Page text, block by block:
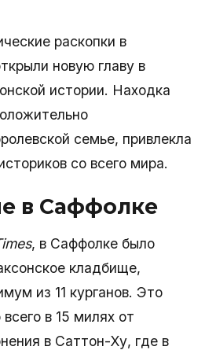
раскопки в
новую главу в
истории. Находка
семье, привлекла
со всего мира.
в Саффолке
, в Саффолке было
кладбище,
из 11 курганов. Это
в 15 милях от
в Саттон-Ху, где в